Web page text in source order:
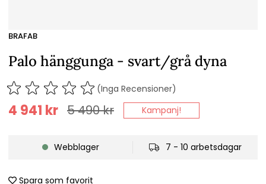
BRAFAB
Palo hänggunga - svart/grå dyna
(Inga Recensioner)
5 490kr
4 941 kr Kampanj!
Webblager 7 - 10 arbetsdagar
Spara som favorit